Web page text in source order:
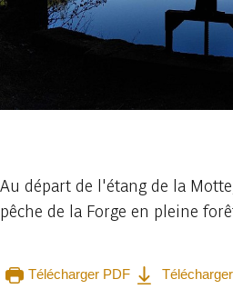
Au départ de l'étang de la
pêche de la Forge en pleine
Télécharger PDF